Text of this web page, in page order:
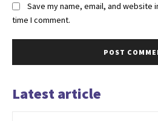
Save my name, email, and
time I comment.
Latest article